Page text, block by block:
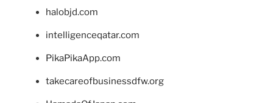
halobjd.com
intelligenceqatar.com
PikaPikaApp.com
takecareofbusinessdfw.org